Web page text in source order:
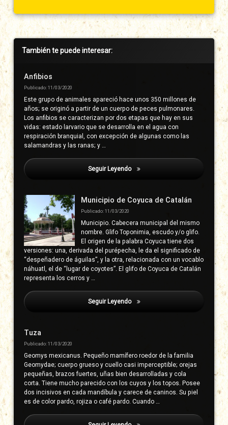
Barra
derecha
También te puede interesar:
Anfibios
Publicado: 11/03/2020
Este grupo de animales apareció hace unos 350 millones de
años; se originó a partir de un cuerpo de peces pulmonares.
Los anfibios se caracterizan por dos etapas que hay en sus
vidas: estado larvario que se desarrolla en el agua con
respiración branquial, con excepción de algunas como las
salamandras y las ranas; y …
Seguir Leyendo Iturbe, Gloria (Gloria Ocampo
Municipio de Coyuca de Catalán
Publicado: 11/03/2020
Municipio. Cabecera municipal del mismo
nombre. Glifo Toponimia, escudo y/o glifo.
El origen de la palabra Coyuca tiene dos
versiones: una, derivada del purépecha, le da el significado de
“despeñadero de águilas”, y la otra, relacionada con un vocablo
náhuatl, el de “lugar de coyotes”. El glifo de Coyuca de Catalán
representa los cerros y …
Seguir Leyendo Iturbe, Gloria (Gloria Ocampo
Tuza
Publicado: 11/03/2020
Geomys mexicanus. Pequeño mamífero roedor de la familia
Geomydae; cuerpo grueso y cuello casi imperceptible; orejas
pequeñas, brazos fuertes, uñas bien desarrolladas y cola
corta. Tiene mucho parecido con los cuyos y los topos. Posee
dos incisivos en cada mandíbula y carece de caninos. Su piel
es de color pardo, rojiza o café pardo. Cuando …